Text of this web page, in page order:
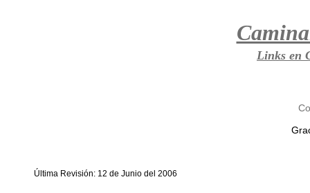
Links en
Última Revisión: 12 de Junio del 2006